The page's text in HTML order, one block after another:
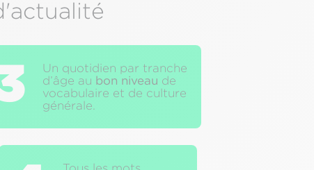
Un quotidien par tranche
d’âge au bon niveau de
vocabulaire et de culture
générale.